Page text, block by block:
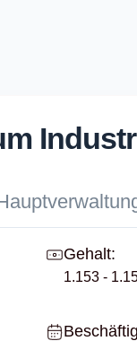
Gehalt:
1.153 -